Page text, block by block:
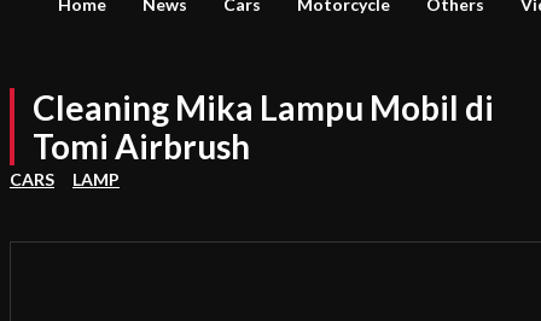
Home News Cars Motorcycle Others
Cleaning Mika Lampu Mobil di
Tomi Airbrush
CARS LAMP